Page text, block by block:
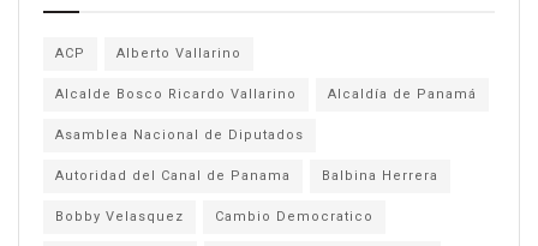
ACP Alberto Vallarino
Alcalde Bosco Ricardo Vallarino Alcaldía de Panamá
Asamblea Nacional de Diputados
Autoridad del Canal de Panama Balbina Herrera
Bobby Velasquez Cambio Democratico